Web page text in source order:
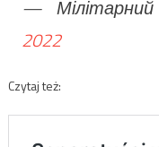
—
2022
Czytaj też: